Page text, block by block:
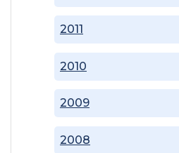
2008
2009
2010
2011